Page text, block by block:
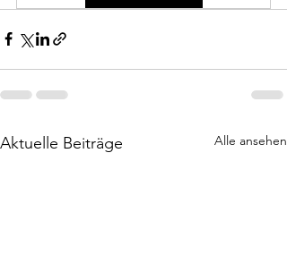
Aktuelle Beiträge Alle ansehen